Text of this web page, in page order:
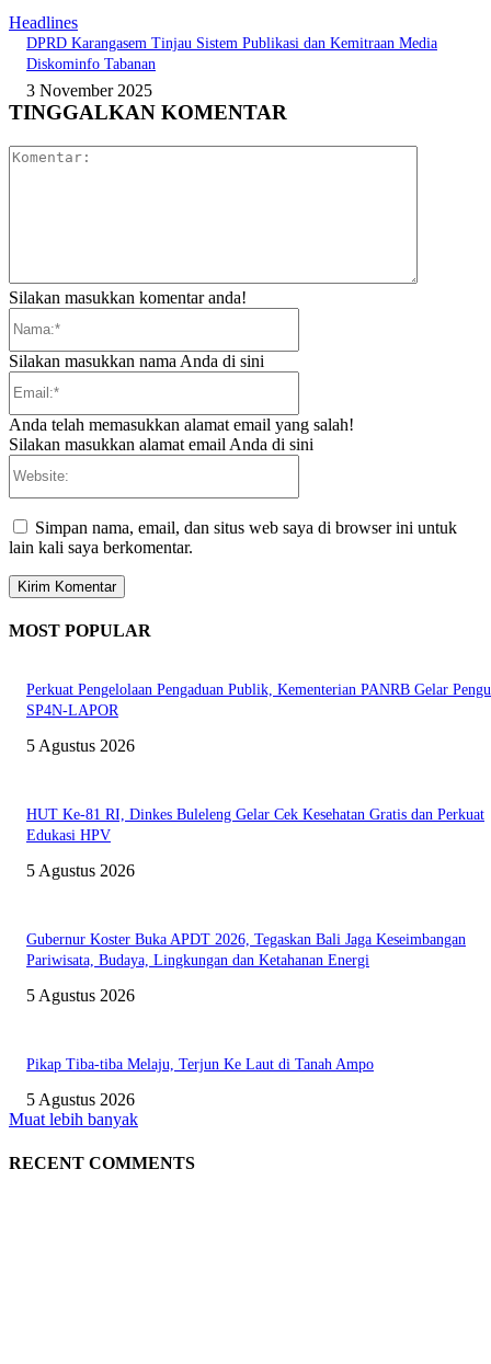
Headlines
DPRD Karangasem Tinjau Sistem Publikasi dan Kemitraan Media
Diskominfo Tabanan
3 November 2025
TINGGALKAN KOMENTAR
Silakan masukkan komentar anda!
Silakan masukkan nama Anda di sini
Anda telah memasukkan alamat email yang salah!
Silakan masukkan alamat email Anda di sini
Simpan nama, email, dan situs web saya di browser ini untuk
lain kali saya berkomentar.
MOST POPULAR
Perkuat Pengelolaan Pengaduan Publik, Kementerian PANRB Gelar
SP4N-LAPOR
5 Agustus 2026
HUT Ke-81 RI, Dinkes Buleleng Gelar Cek Kesehatan Gratis dan Perkuat
Edukasi HPV
5 Agustus 2026
Gubernur Koster Buka APDT 2026, Tegaskan Bali Jaga Keseimbangan
Pariwisata, Budaya, Lingkungan dan Ketahanan Energi
5 Agustus 2026
Pikap Tiba-tiba Melaju, Terjun Ke Laut di Tanah Ampo
5 Agustus 2026
Muat lebih banyak
RECENT COMMENTS